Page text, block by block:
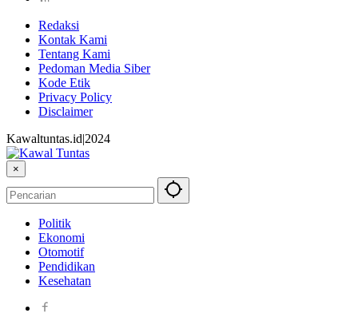
Redaksi
Kontak Kami
Tentang Kami
Pedoman Media Siber
Kode Etik
Privacy Policy
Disclaimer
Kawaltuntas.id|2024
×
Politik
Ekonomi
Otomotif
Pendidikan
Kesehatan